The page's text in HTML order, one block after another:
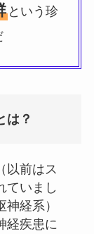
という珍
は？
以前はス
ていまし
経系）
経疾患に